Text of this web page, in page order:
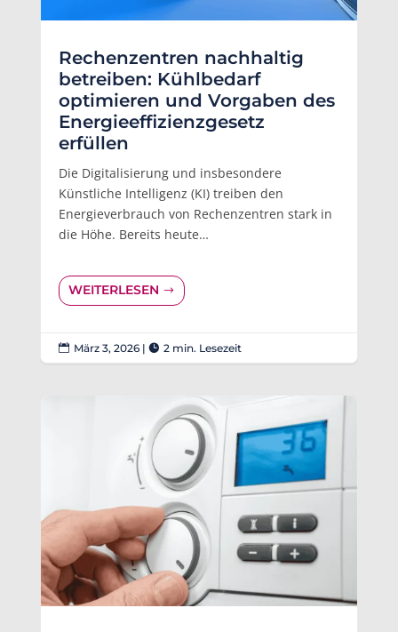
Rechenzentren nachhaltig
betreiben: Kühlbedarf
optimieren und Vorgaben des
Energieeffizienzgesetz
erfüllen
Die Digitalisierung und insbesondere
Künstliche Intelligenz (KI) treiben den
Energieverbrauch von Rechenzentren stark in
die Höhe. Bereits heute…
WEITERLESEN
 März 3, 2026|  2 min. Lesezeit